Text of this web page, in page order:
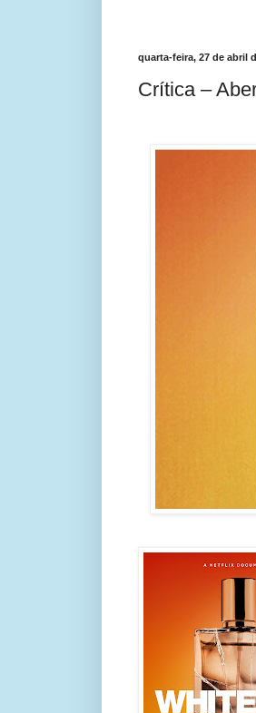
quarta-feira, 27 de abril
Crítica –